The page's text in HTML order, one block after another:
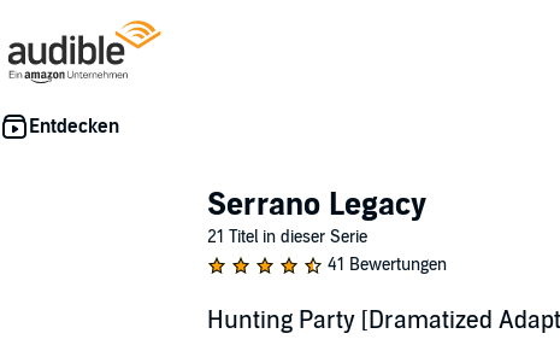
Serrano Legacy
21 Titel in dieser Serie
41 Bewertungen
Hunting Party [Dramatized